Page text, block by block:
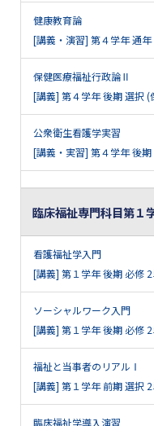
健康教育論
[講義・演習] 第４学年 通
保健医療福祉行政論Ⅱ
[講義] 第４学年 後期 選択
公衆衛生看護学実習
[講義・実習] 第４学年 後
臨床福祉専門科目第１
看護福祉学入門
[講義] 第１学年 後期 必修
ソーシャルワーク入門
[講義] 第１学年 後期 必修
福祉と当事者のリアルⅠ
[講義] 第１学年 前期 選択
臨床福祉学導入演習